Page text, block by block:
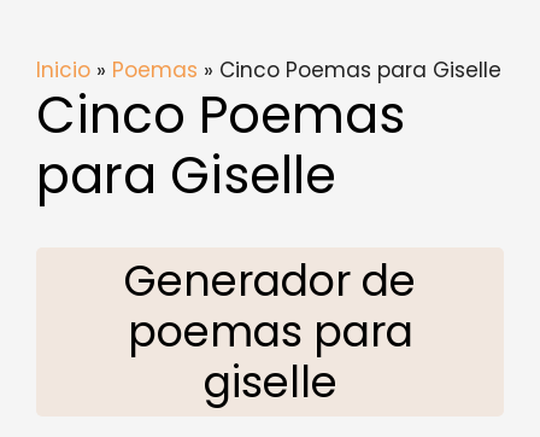
Inicio » Poemas » Cinco Poemas para Giselle
Cinco Poemas
para Giselle
Generador de
poemas para
giselle